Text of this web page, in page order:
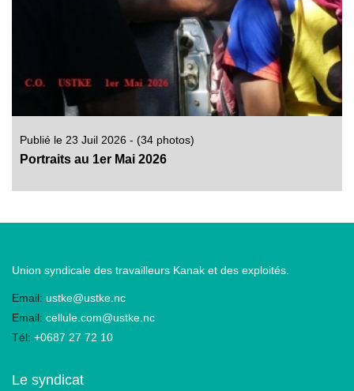
Publié le 23 Juil 2026 - (34 photos)
Portraits au 1er Mai 2026
Union syndicale des travailleurs Kanak et des exploités.
Email: ustke@ustke.nc
Email: cellule.com@ustke.nc
Tél: +0687 27 72 10
Le syndicat